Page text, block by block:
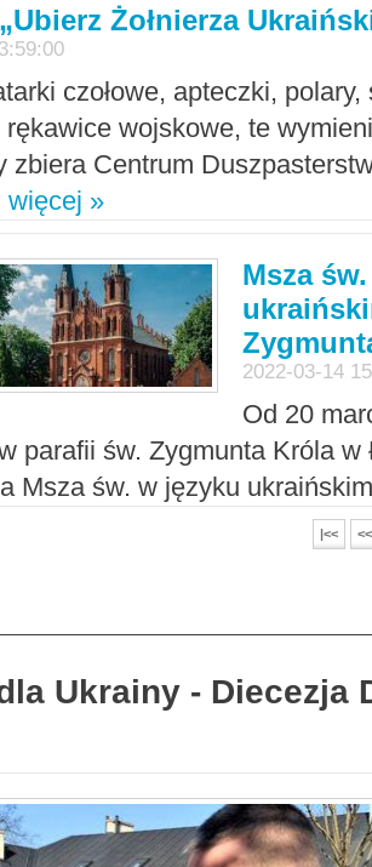
Żołnierza
czołowe, apteczki,
wojskowe, te
zbiera Centrum
więcej »
Msza
2022-03-14
Od 20
parafii św. Zygmunta Króla w
Msza św. w języku
|<< <<
Ukrainy - Diecezja